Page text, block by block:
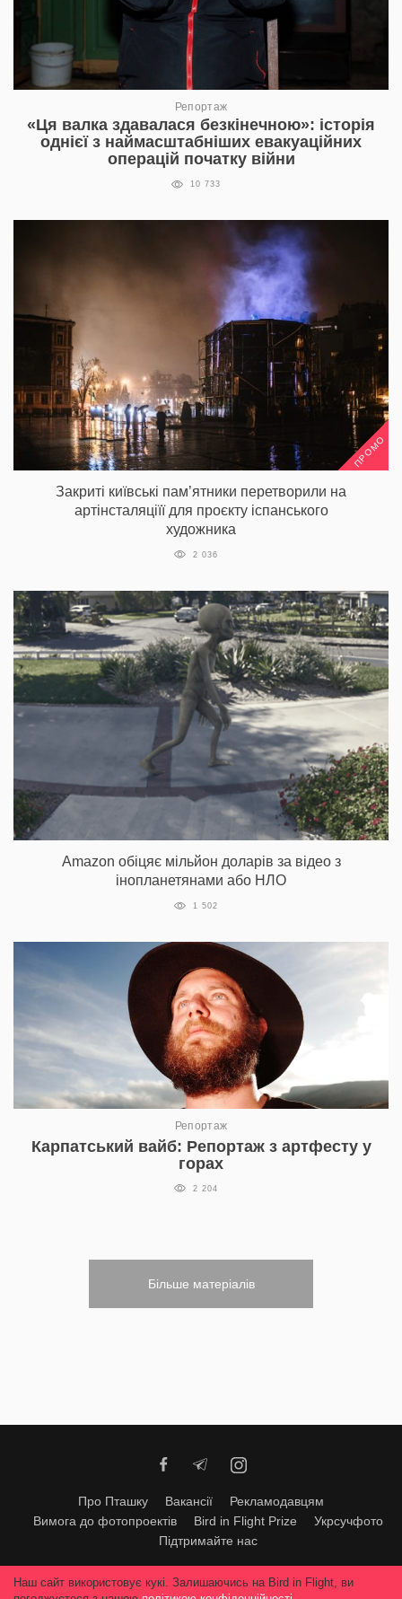
Репортаж
«Ця валка здавалася безкінечною»: історія
однієї з наймасштабніших евакуаційних
операцій початку війни
10 733
ПРОМО
Закриті київські пам’ятники перетворили на
артінсталяціїї для проєкту іспанського
художника
2 036
Amazon обіцяє мільйон доларів за відео з
інопланетянами або НЛО
1 502
Репортаж
Карпатський вайб: Репортаж з артфесту у
горах
2 204
Більше матеріалів
Про Пташку Вакансії
Рекламодавцям
Вимога до фотопроектів
Bird in Flight Prize
Укрсучфото
Підтримайте нас
Будь-яке використання матеріалів допускається тільки за згодою
редакції © 2026, Bird In Flight.
Наш сайт використовує кукі. Залишаючись на Bird in Flight, ви